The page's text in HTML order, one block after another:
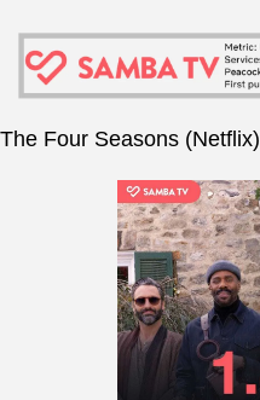
The Four Seasons (Netflix)